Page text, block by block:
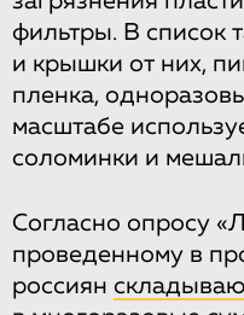
фильтры. В список
и крышки от них,
пленка,
масштабе
соломинки и
Согласно опросу
проведенному в
россиян